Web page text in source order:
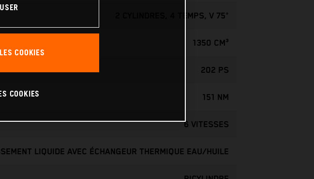
2 CYLINDRES, 4 TEMPS, V 75°
1350 CM³
202 PS
151 NM
6 VITESSES
LIQUIDE AVEC ÉCHANGEUR THERMIQUE EAU/HUILE
COOKIES
COOKIES